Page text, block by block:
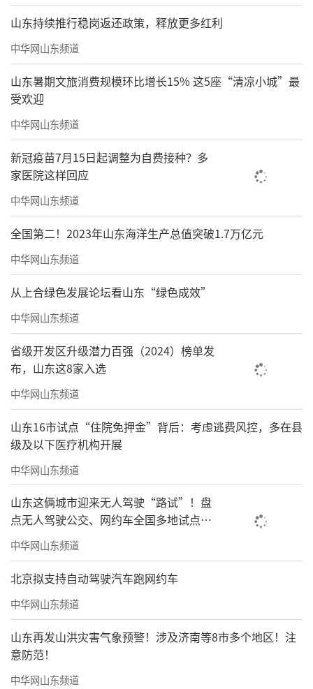
山东持续推行稳岗返还政策，释放更多红利
中华网山东频道
山东暑期文旅消费规模环比增长15% 这5座“清凉小城”最
受欢迎
中华网山东频道
新冠疫苗7月15日起调整为自费接种？多
家医院这样回应
中华网山东频道
全国第二！2023年山东海洋生产总值突破1.7万亿元
中华网山东频道
从上合绿色发展论坛看山东“绿色成效”
中华网山东频道
省级开发区升级潜力百强（2024）榜单发
布，山东这8家入选
中华网山东频道
山东16市试点“住院免押金”背后：考虑逃费风控，多在县
级及以下医疗机构开展
中华网山东频道
山东这俩城市迎来无人驾驶“路试”！盘
点无人驾驶公交、网约车全国多地试点之
路
中华网山东频道
北京拟支持自动驾驶汽车跑网约车
中华网山东频道
山东再发山洪灾害气象预警！涉及济南等8市多个地区！注
意防范！
中华网山东频道